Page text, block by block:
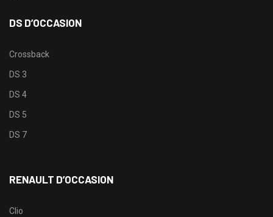
DS D’OCCASION
Crossback
DS 3
DS 4
DS 5
DS 7
RENAULT D’OCCASION
Clio